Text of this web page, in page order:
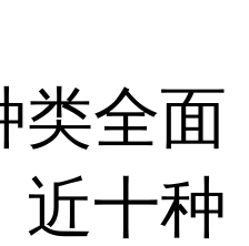
类全面
近十种